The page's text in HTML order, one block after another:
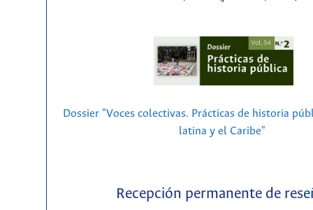
Dossier "Voces colectivas. Prácticas de historia
latina y el Caribe"
Recepción permanente de